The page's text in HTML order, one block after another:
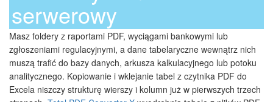
serwerowy
Masz foldery z raportami PDF, wyciągami bankowymi lub
zgłoszeniami regulacyjnymi, a dane tabelaryczne wewnątrz nich
muszą trafić do bazy danych, arkusza kalkulacyjnego lub potoku
analitycznego. Kopiowanie i wklejanie tabel z czytnika PDF do
Excela niszczy strukturę wierszy i kolumn już w pierwszych trzech